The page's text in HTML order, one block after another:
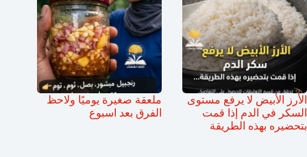
الأرز الأبيض لا يرفع مستوى
السكر في الدم إذا قمت
بتحضيره بهذه الطريقة
ملعقة صغيرة يوميًا ولاحظ
الفرق بعد اسبوع